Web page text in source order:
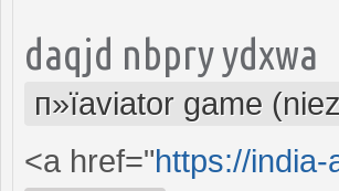
daqjd nbpry ydxwa
п»їaviator game
<a href="https://